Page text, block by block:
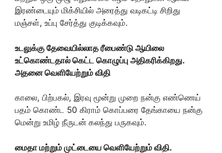
இரண்டையும் மிக்சியில் அரைத்து வடிகட்டி சிறிது
மஞ்சள், உப்பு சேர்த்து குடிக்கவும்.
உடலுக்கு தேவையில்லாத ரீபைண்டு ஆயிலை
உட்கொண்டதால் கெட்ட கொழுப்பு அதிகரிக்கிறது.
அதனை வெளியேற்றும் விதி
காலை, பிற்பகல், இரவு மூன்று முறை நன்கு எண்ணெய்
பதம் கொண்ட 50 கிராம் கொப்பரை தேங்காயை நன்கு
மென்று உமிழ் நீருடன் கலந்து பருகவும்.
மைதா மற்றும் முட்டையை வெளியேற்றும் விதி.